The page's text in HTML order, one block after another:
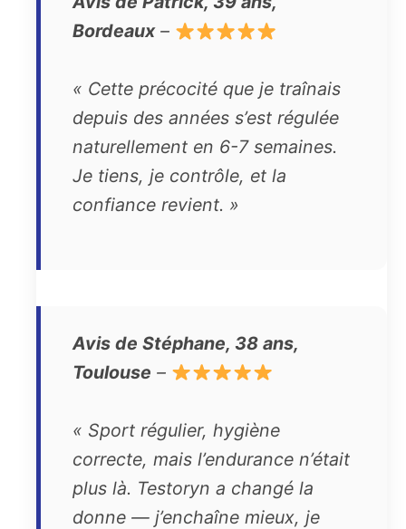
Bordeaux–
« Cette précocité que je traînais
depuis des années s’est régulée
naturellement en 6-7 semaines.
Je tiens, je contrôle, et la
confiance revient. »
Avis de Stéphane, 38 ans,
Toulouse –
« Sport régulier, hygiène
correcte, mais l’endurance n’était
plus là. Testoryn a changé la
donne — j’enchaîne mieux, je